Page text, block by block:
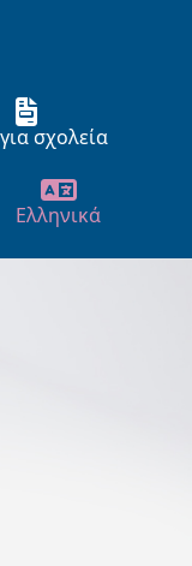
σχολεία
Ελληνικά